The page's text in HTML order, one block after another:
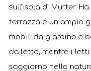
sull’isola di Murter.
terrazza e un ampio
mobili da giardino e
da letto, mentre i
soggiorno nella